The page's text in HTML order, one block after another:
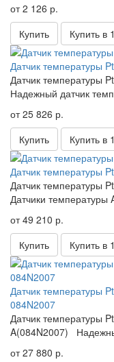
от 2 126 р.
Купить
Купить в
Датчик температуры
Датчик температуры
Надежный датчик
от 25 826 р.
Купить
Купить в
Датчик температуры
Датчик температуры
Датчики температуры
от 49 210 р.
Купить
Купить в
Датчик температуры
084N2007
Датчик температуры
A(084N2007)
от 27 880 р.